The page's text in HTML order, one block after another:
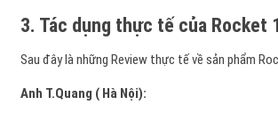
3. Tác dụng thực tế của Rocket
Sau đây là những Review thực tế về sản phẩm
Anh T.Quang ( Hà Nội):